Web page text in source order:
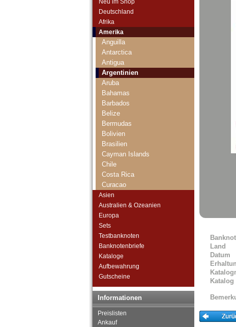
Deutschland
Afrika
Amerika
Anguilla
Antarctica
Antigua
Argentinien
Aruba
Bahamas
Barbados
Belize
Bermudas
Bolivien
Brasilien
Cayman Islands
Chile
Costa Rica
Curacao
Curacao & Sint Maarten
Dominica
Dominikanische Republik
Ecuador
El Salvador
Falkland Inseln
Galapagos
Grenada
Guatemala
Guyana
Haiti
Honduras
Jamaica
Asien
Australien & Ozeanien
Europa
Sets
Testbanknoten
Banknotenbriefe
Kataloge
Aufbewahrung
Gutscheine
Informationen
Preislisten
Ankauf
Land
Datum
Katalog